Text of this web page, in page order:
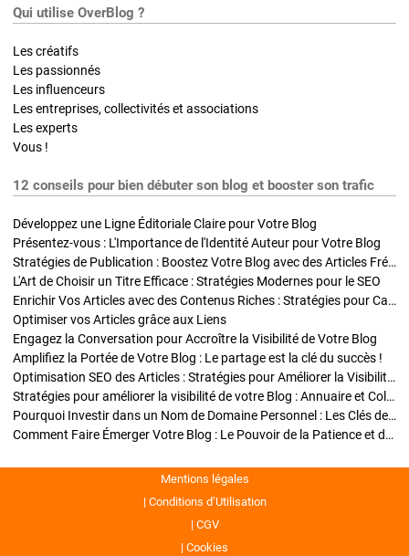
Qui utilise OverBlog ?
Les créatifs
Les passionnés
Les influenceurs
Les entreprises, collectivités et associations
Les experts
Vous !
12 conseils pour bien débuter son blog et booster son trafic
Développez une Ligne Éditoriale Claire pour Votre Blog
Présentez-vous : L'Importance de l'Identité Auteur pour Votre Blog
Stratégies de Publication : Boostez Votre Blog avec des Articles Fréquents et Exclusifs
L'Art de Choisir un Titre Efficace : Stratégies Modernes pour le SEO
Enrichir Vos Articles avec des Contenus Riches : Stratégies pour Captiver et Optimiser
Optimiser vos Articles grâce aux Liens
Engagez la Conversation pour Accroître la Visibilité de Votre Blog
Amplifiez la Portée de Votre Blog : Le partage est la clé du succès !
Optimisation SEO des Articles : Stratégies pour Améliorer la Visibilité de Votre Blog
Stratégies pour améliorer la visibilité de votre Blog : Annuaire et Collaborations
Pourquoi Investir dans un Nom de Domaine Personnel : Les Clés de la Réussite de Votre Blog
Comment Faire Émerger Votre Blog : Le Pouvoir de la Patience et de la Persévérance
Mentions légales
Conditions d’Utilisation
CGV
Cookies